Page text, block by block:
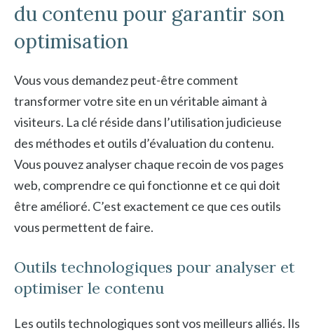
du contenu pour garantir son
optimisation
Vous vous demandez peut-être comment
transformer votre site en un véritable aimant à
visiteurs. La clé réside dans l’utilisation judicieuse
des méthodes et outils d’évaluation du contenu.
Vous pouvez analyser chaque recoin de vos pages
web, comprendre ce qui fonctionne et ce qui doit
être amélioré. C’est exactement ce que ces outils
vous permettent de faire.
Outils technologiques pour analyser et
optimiser le contenu
Les outils technologiques sont vos meilleurs alliés. Ils